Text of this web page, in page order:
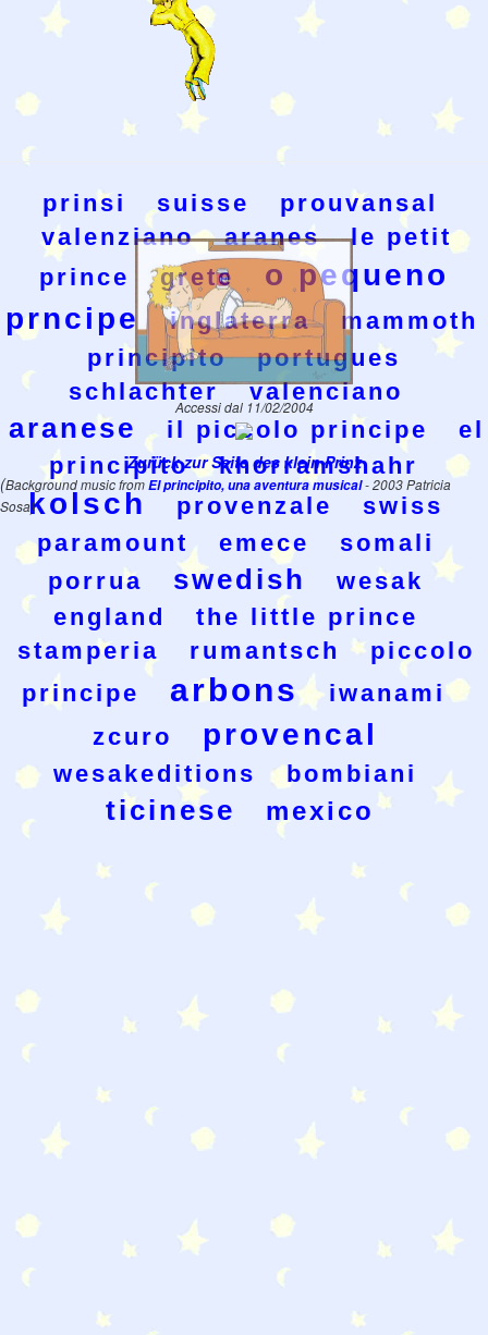
prinsi suisse
prouvansal
valenziano
aranes
le petit
prince
grete
o pequeno
prncipe
inglaterra
mammoth
principito
portugues
schlachter
valenciano
aranese il piccolo principe
el
principito
khorramshahr
kolsch provenzale
swiss
paramount
emece
somali
porrua
swedish
wesak
england
the little prince
stamperia
rumantsch
piccolo
principe
arbons
iwanami
zcuro
provencal
wesakeditions bombiani
ticinese mexico
Accessi dal 11/02/2004
Zurück zur Seite des klein Prinz
(Background music fromEl principito, una aventura musical- 2003 Patricia
Sosa)